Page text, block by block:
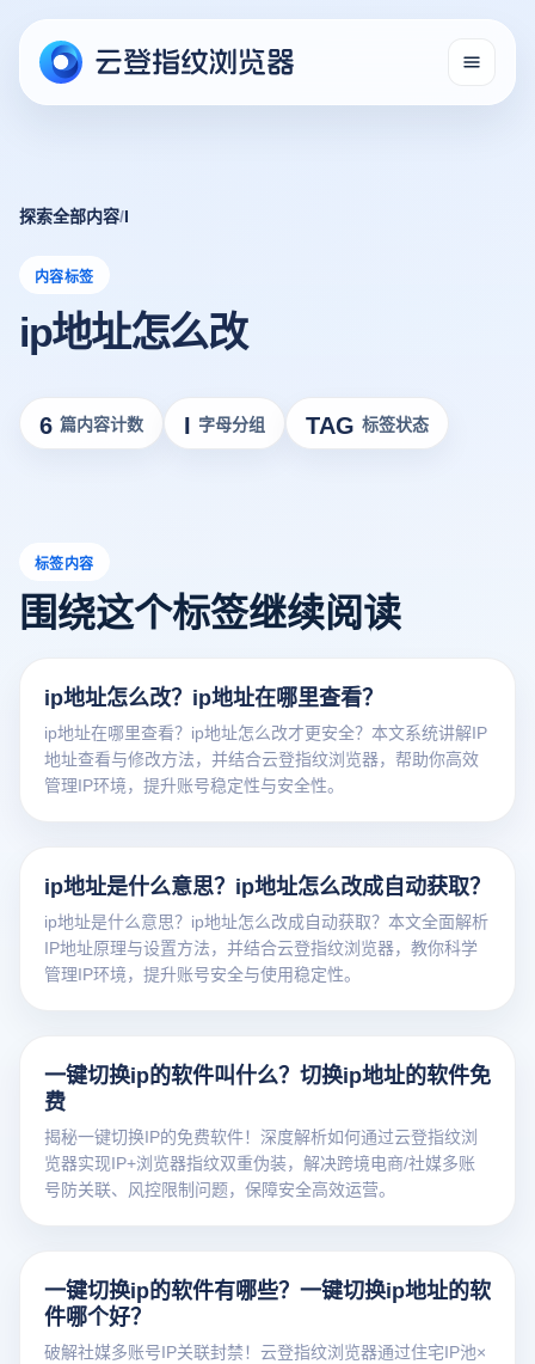
探索全部内容/I
内容标签
ip地址怎么改
6 篇内容计数 I 字母分组 TAG 标签状态
标签内容
围绕这个标签继续阅读
ip地址怎么改？ip地址在哪里查看？
ip地址在哪里查看？ip地址怎么改才更安全？本文系统讲解IP
地址查看与修改方法，并结合云登指纹浏览器，帮助你高效
管理IP环境，提升账号稳定性与安全性。
ip地址是什么意思？ip地址怎么改成自动获取？
ip地址是什么意思？ip地址怎么改成自动获取？本文全面解析
IP地址原理与设置方法，并结合云登指纹浏览器，教你科学
管理IP环境，提升账号安全与使用稳定性。
一键切换ip的软件叫什么？切换ip地址的软件免
费
揭秘一键切换IP的免费软件！深度解析如何通过云登指纹浏
览器实现IP+浏览器指纹双重伪装，解决跨境电商/社媒多账
号防关联、风控限制问题，保障安全高效运营。
一键切换ip的软件有哪些？一键切换ip地址的软
件哪个好？
破解社媒多账号IP关联封禁！云登指纹浏览器通过住宅IP池×